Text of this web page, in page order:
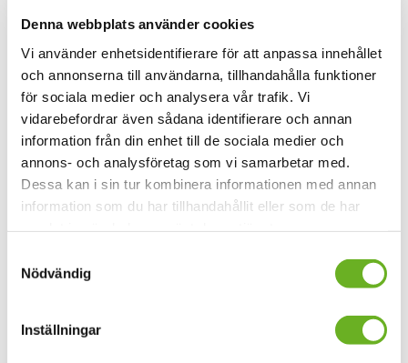
Denna webbplats använder cookies
Vi använder enhetsidentifierare för att anpassa innehållet
och annonserna till användarna, tillhandahålla funktioner
för sociala medier och analysera vår trafik. Vi
vidarebefordrar även sådana identifierare och annan
information från din enhet till de sociala medier och
annons- och analysföretag som vi samarbetar med.
Dessa kan i sin tur kombinera informationen med annan
information som du har tillhandahållit eller som de har
Nödvändig
Inställningar
Biblioteket kan också i vissa fall kopiera och skicka
kapitel ur böcker som du kan behöva. Gäller det
däremot kurslitteratur får du kontakta ansvarig lärare för
att få aktuella artiklar eller kapitel via dem eller
lärplattformen Canvas.
Kontakta biblioteket så aktiverar vi ditt lånekonto så du
får distansstudent-status. Du får då förlängd lånetid.
Lånetid för kurslitteratur blir då två veckor istället för en.
arrangera digital sökinformation via Zoom.